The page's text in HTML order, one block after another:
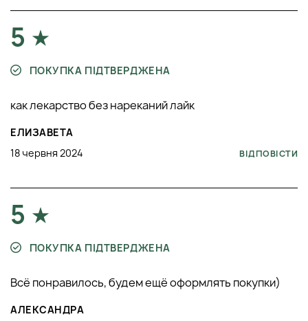
5
ПОКУПКА ПІДТВЕРДЖЕНА
как лекарство без нареканий лайк
ЕЛИЗАВЕТА
18 червня 2024
ВІДПОВІСТИ
5
ПОКУПКА ПІДТВЕРДЖЕНА
Всё понравилось, будем ещё оформлять покупки)
АЛЕКСАНДРА